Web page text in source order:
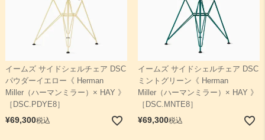
検索
イームズ サイドシェルチェア DSC
パウダーイエロー《 Herman
Miller（ハーマンミラー）× HAY 》
［DSC.PDYE8］
¥69,300税込
イームズ サイドシェルチェア DSC
ミントグリーン《 Herman
Miller（ハーマンミラー）× HAY 》
［DSC.MNTE8］
¥69,300税込